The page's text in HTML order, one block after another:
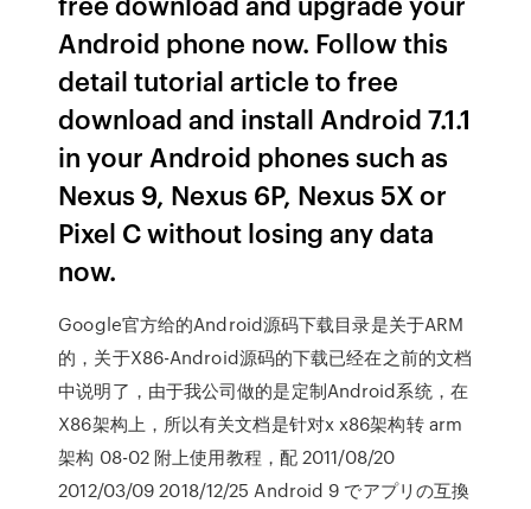
Android phone now. Follow this
detail tutorial article to free
download and install Android 7.1.1
in your Android phones such as
Nexus 9, Nexus 6P, Nexus 5X or
Pixel C without losing any data
now.
Google官方给的Android源码下载目录是关于ARM
的，关于X86-Android源码的下载已经在之前的文档
中说明了，由于我公司做的是定制Android系统，在
X86架构上，所以有关文档是针对x x86架构转 arm
架构 08-02 附上使用教程，配 2011/08/20
2012/03/09 2018/12/25 Android 9 でアプリの互換